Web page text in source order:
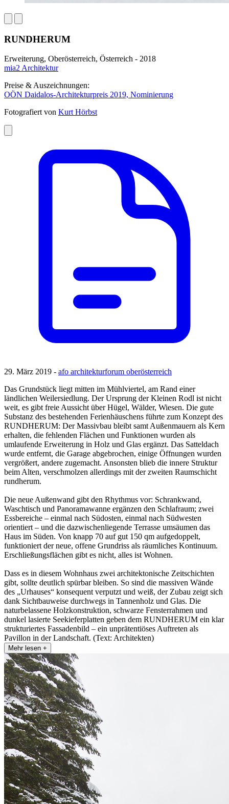
RUNDHERUM
Erweiterung, Oberösterreich, Österreich - 2018
mia2 Architektur
Preise & Auszeichnungen:
OÖN Daidalos-Architekturpreis 2019, Nominierung
Fotografiert von Kurt Hörbst
29. März 2019 - afo architekturforum oberösterreich
Das Grundstück liegt mitten im Mühlviertel, am Rand einer
ländlichen Weilersiedlung. Der Ursprung der Kleinen Rodl ist nicht
weit, es gibt freie Aussicht über Hügel, Wälder, Wiesen. Die gute
Substanz des bestehenden Ferienhäuschens führte zum Konzept des
RUNDHERUM: Der Massivbau bleibt samt Außenmauern als Kern
erhalten, die fehlenden Flächen und Funktionen wurden als
umlaufende Erweiterung in Holz und Glas ergänzt. Das Satteldach
wurde entfernt, die Garage abgebrochen, einige Öffnungen wurden
vergrößert, andere zugemacht. Ansonsten blieb die innere Struktur
beim Alten, verschmolzen allerdings mit der zweiten Raumschicht
rundherum.
Die neue Außenwand gibt den Rhythmus vor: Schrankwand,
Waschtisch und Panoramawanne ergänzen den Schlafraum; zwei
Essbereiche – einmal nach Südosten, einmal nach Südwesten
orientiert – und die dazwischenliegende Terrasse umsäumen das
Haus im Süden. Von knapp 70 auf gut 150 qm aufgedoppelt,
funktioniert der neue, offene Grundriss als räumliches Kontinuum.
Erschließungsflächen gibt es nicht, alles ist Wohnen.
Dass es in diesem Wohnhaus zwei architektonische Zeitschichten
gibt, sollte deutlich spürbar bleiben. So sind die massiven Wände
des „Urhauses“ konsequent verputzt und weiß, der Zubau zeigt sich
dank Sichtbauweise durchwegs in Tannenholz und Glas. Die
naturbelassene Holzkonstruktion, schwarze Fensterrahmen und
dunkel lasierte Seekieferplatten geben dem RUNDHERUM ein klar
strukturiertes Fassadenbild – ein unprätentiöses Auftreten als
Pavillon in der Landschaft. (Text: Architekten)
Mehr lesen +